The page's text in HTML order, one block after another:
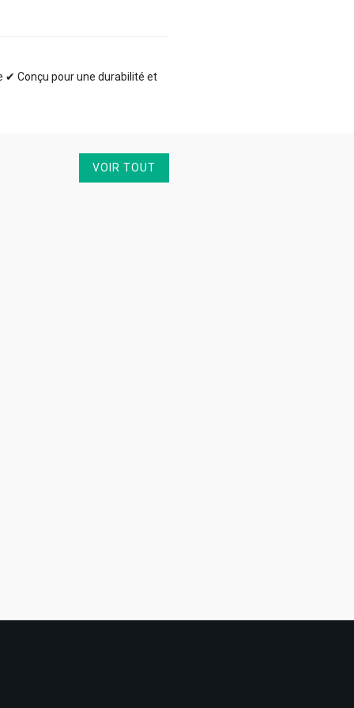
Conçu pour une durabilité et
VOIR TOUT